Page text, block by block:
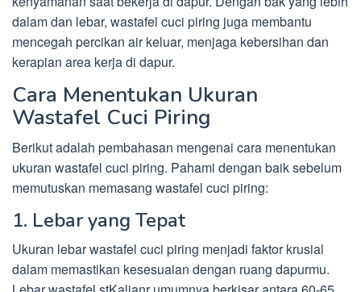
dalam dan lebar, wastafel cuci piring juga membantu
mencegah percikan air keluar, menjaga kebersihan dan
kerapian area kerja di dapur.
Cara Menentukan Ukuran
Wastafel Cuci Piring
Berikut adalah pembahasan mengenai cara menentukan
ukuran wastafel cuci piring. Pahami dengan baik sebelum
memutuskan memasang wastafel cuci piring:
1. Lebar yang Tepat
Ukuran lebar wastafel cuci piring menjadi faktor krusial
dalam memastikan kesesuaian dengan ruang dapurmu.